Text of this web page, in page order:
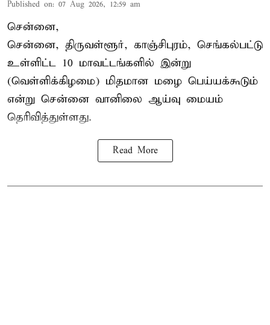
Published on: 07 Aug 2026, 12:59 am
சென்னை,
சென்னை, திருவள்ளூர், காஞ்சிபுரம், செங்கல்பட்டு
உள்ளிட்ட 10 மாவட்டங்களில் இன்று
(வெள்ளிக்கிழமை) மிதமான மழை பெய்யக்கூடும்
என்று சென்னை வானிலை ஆய்வு மையம்
தெரிவித்துள்ளது.
Read More